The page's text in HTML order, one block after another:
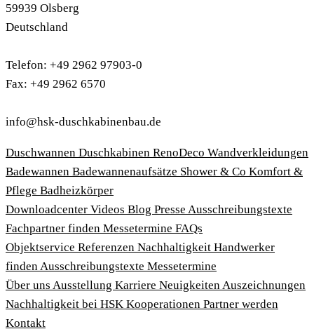
59939 Olsberg
Deutschland
Telefon: +49 2962 97903-0
Fax: +49 2962 6570
info@hsk-duschkabinenbau.de
Duschwannen Duschkabinen RenoDeco Wandverkleidungen
Badewannen Badewannenaufsätze Shower & Co Komfort &
Pflege Badheizkörper
Download­center Videos Blog Presse Ausschreibungstexte
Fachpartner finden Messetermine FAQs
Objektservice Referenzen Nachhaltigkeit Handwerker
finden Ausschreibungstexte Messetermine
Über uns Ausstellung Karriere Neuigkeiten Auszeichnungen
Nachhaltigkeit bei HSK Kooperationen Partner werden
Kontakt